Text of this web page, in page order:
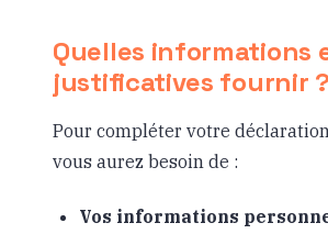
Quelles informations
justificatives fournir ?
Pour compléter votre
vous aurez besoin de :
Vos informations